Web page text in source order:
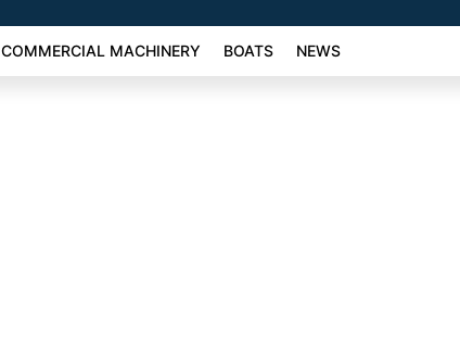
COMMERCIAL MACHINERY BOATS NEWS